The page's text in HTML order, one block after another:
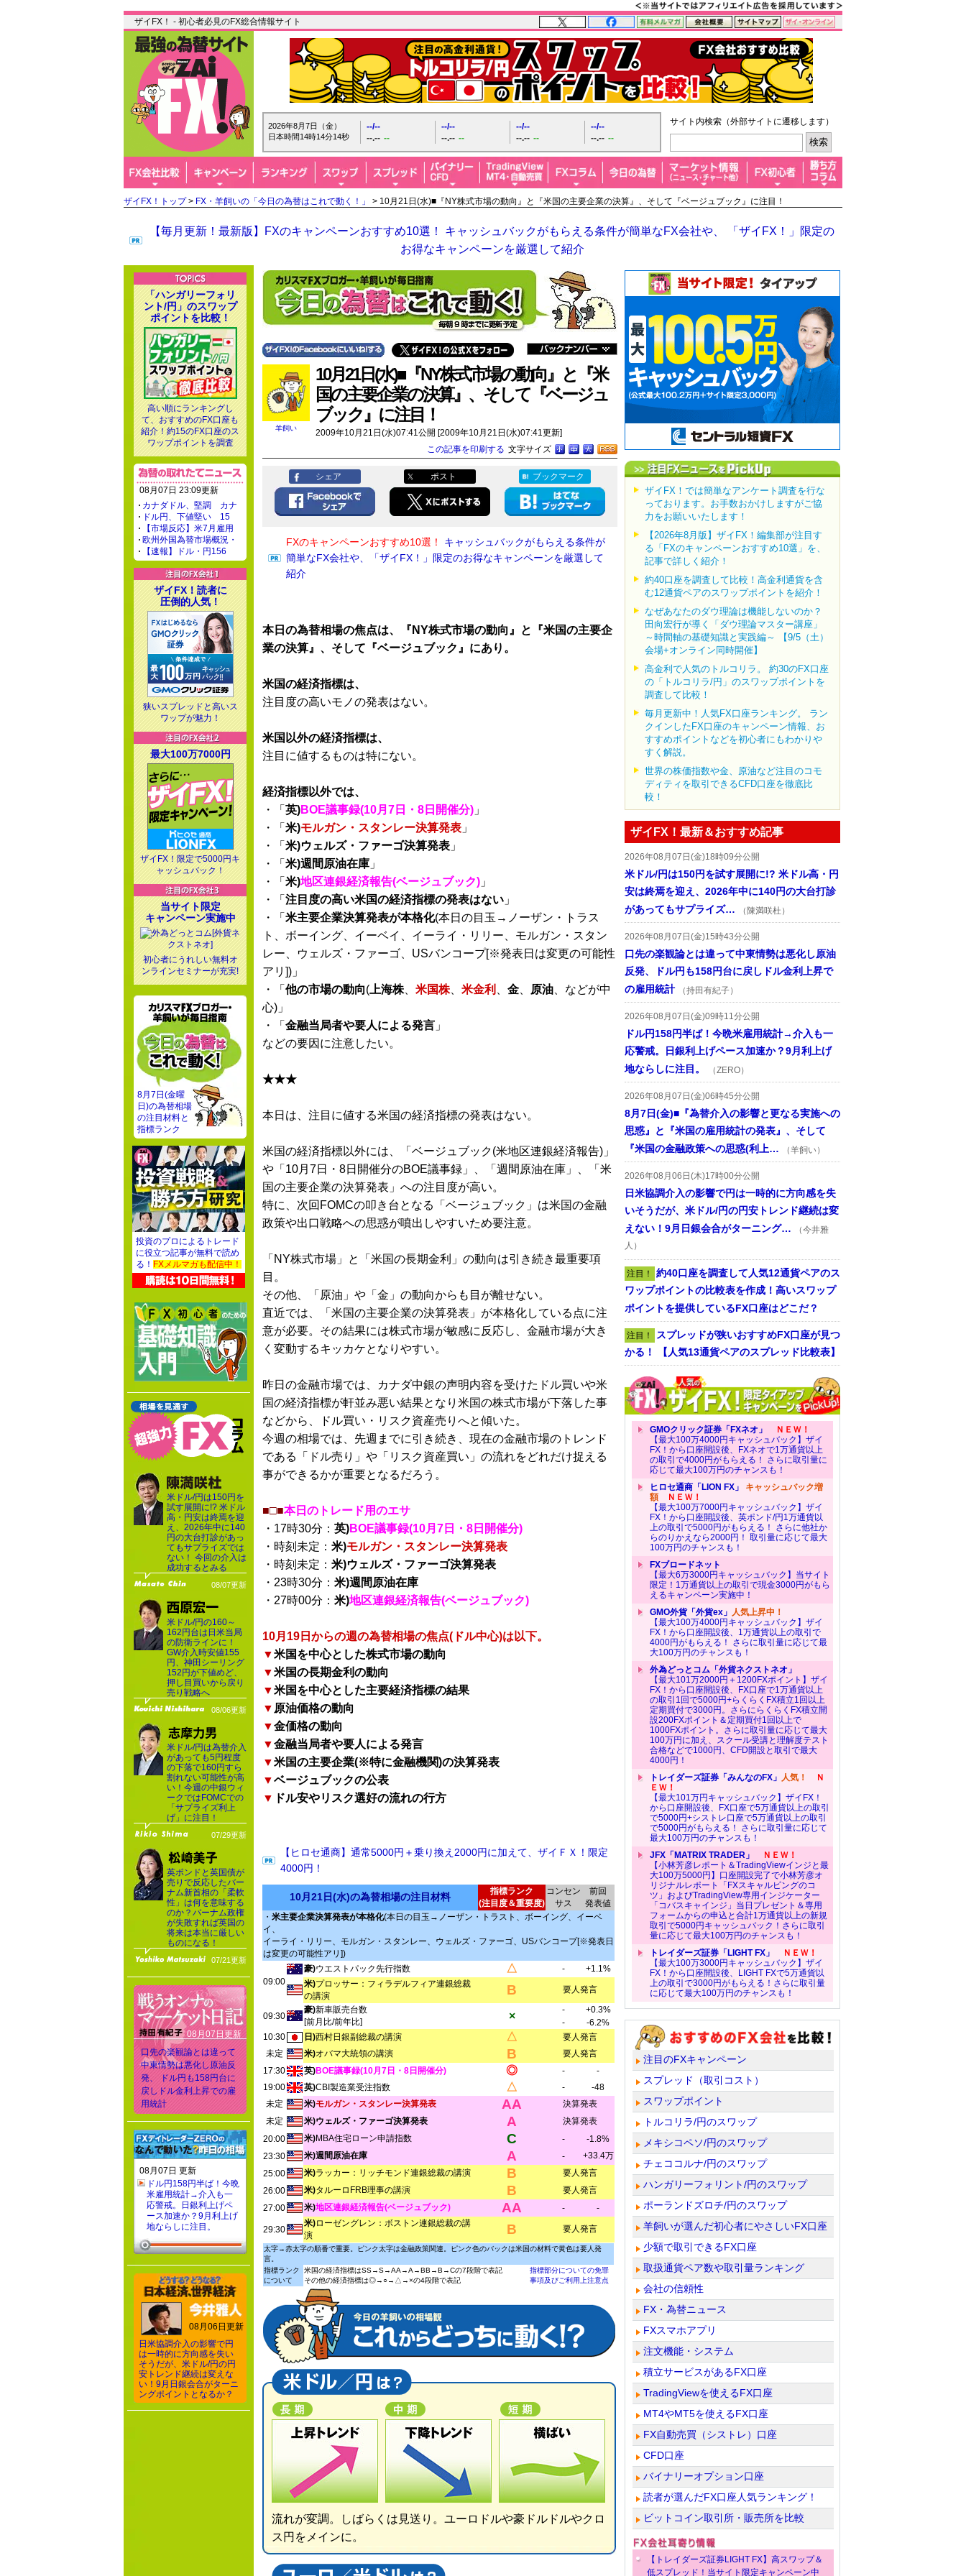
ザイFX！ - 初心者必見のFX総合情報サイト
2026年8月7日（金）
日本時間14時14分16秒
--/--
--.-- --
--/--
--.-- --
--/--
--.-- --
--/--
--.-- --
サイト内検索（外部サイトに遷移します）
ザイFX！トップ> FX・羊飼いの「今日の為替はこれで動く！」 > 10月21日(水)■『NY株式市場の動向』と『米国の主要企業の決算』、そして『ベージュブック』に注目！
【毎月更新！最新版】FXのキャンペーンおすすめ10選！ キャッシュバックがもらえる条件が簡単なFX会社や、 「ザイFX！」限定の
お得なキャンペーンを厳選して紹介
羊飼い
10月21日(水)■『NY株式市場の動向』と『米
国の主要企業の決算』、そして『ベージュ
ブック』に注目！
2009年10月21日(水)07:41公開 [2009年10月21日(水)07:41更新]
文字サイズ
この記事を印刷する
シェア ポスト ブックマーク
FXのキャンペーンおすすめ10選！
キャッシュバックがもらえる条件が
簡単なFX会社や、「ザイFX！」限定のお得なキャンペーンを厳選して
紹介
本日の為替相場の焦点は、『NY株式市場の動向』と『米国の主要企
業の決算』、そして『ベージュブック』にあり。
米国の経済指標は、
注目度の高いモノの発表はない。
米国以外の経済指標は、
注目に値するものは特にない。
経済指標以外では、
・「 英)BOE議事録(10月7日・8日開催分) 」
・「 米)モルガン・スタンレー決算発表 」
・「 米)ウェルズ・ファーゴ決算発表 」
・「 米)週間原油在庫 」
・「 米)地区連銀経済報告(ベージュブック) 」
・「 注目度の高い米国の経済指標の発表はない 」
・「 米主要企業決算発表が本格化(本日の目玉→ノーザン・トラス
ト、ボーイング、イーベイ、イーライ・リリー、モルガン・スタン
レー、ウェルズ・ファーゴ、USバンコープ[※発表日は変更の可能性
アリ])」
・「 他の市場の動向( 上海株 米国株 米金利 金 原油 、などが中
心)」
・「 金融当局者や要人による発言 」
などの要因に注意したい。
★★★
本日は、注目に値する米国の経済指標の発表はない。
米国の経済指標以外には、「ベージュブック(米地区連銀経済報告)」
や「10月7日・8日開催分のBOE議事録」、「週間原油在庫」、「米
国の主要企業の決算発表」への注目度が高い。
特に、次回FOMCの叩き台となる「ベージュブック」は米国の金融
政策や出口戦略への思惑が噴出しやすいため要注意。
「NY株式市場」と「米国の長期金利」の動向は引き続き最重要項
目。
その他、「原油」や「金」の動向からも目が離せない。
直近では、「米国の主要企業の決算発表」が本格化している点に注
意が必要。その結果には株式市場が敏感に反応し、金融市場が大き
く変動するキッカケとなりやすい。
昨日の金融市場では、カナダ中銀の声明内容を受けたドル買いや米
国の経済指標が軒並み悪い結果となり米国の株式市場が下落した事
などから、ドル買い・リスク資産売りへと傾いた。
今週の相場では、先週までに引き続き、現在の金融市場のトレンド
である「ドル売り」や「リスク資産買い」の流れをどれだけ捉える
事ができるかが重要となるだろう。
■□■本日のトレード用のエサ
・17時30分： 英)BOE議事録(10月7日・8日開催分)
・時刻未定： 米)モルガン・スタンレー決算発表
・時刻未定： 米)ウェルズ・ファーゴ決算発表
・23時30分： 米)週間原油在庫
・27時00分： 米)地区連銀経済報告(ベージュブック)
10月19日からの週の為替相場の焦点(ドル中心)は以下。
▼米国を中心とした株式市場の動向
▼米国の長期金利の動向
▼米国を中心とした主要経済指標の結果
▼ 原油価格の動向
▼金価格の動向
▼金融当局者や要人による発言
▼米国の主要企業(※特に金融機関)の決算発表
▼ベージュブックの公表
▼ ドル安やリスク選好の流れの行方
【ヒロセ通商】通常5000円＋乗り換え2000円に加えて、ザイＦＸ！限定
4000円！
10月21日(水)の為替相場の注目材料
指標ランク
(注目度＆重要度)
コンセン
サス
前回
発表値
・ 米主要企業決算発表が本格化(本日の目玉→ノーザン・トラスト、ボーイング、イーベ
イ、
イーライ・リリー、モルガン・スタンレー、ウェルズ・ファーゴ、USバンコープ[※発表日
は変更の可能性アリ])
09:00
豪)ウエストパック先行指数 △ -
+1.1%
米)プロッサー：フィラデルフィア連銀総裁
の講演
B 要人発言
09:30
豪)新車販売台数
[前月比/前年比]
× -
+0.3%
-
-6.2%
10:30
日)西村日銀副総裁の講演 △
要人発言
未定
米)オバマ大統領の講演 B
要人発言
17:30
英)BOE議事録(10月7日・8日開催分) ◎ -
-
19:00
英)CBI製造業受注指数 △ -
-48
未定
米)モルガン・スタンレー決算発表 AA
決算発表
未定
米)ウェルズ・ファーゴ決算発表 A
決算発表
20:00
米)MBA住宅ローン申請指数 C -
-1.8%
23:30
米)週間原油在庫 A -
+33.4万
25:00
米)ラッカー：リッチモンド連銀総裁の講演 B
要人発言
26:00
米)タルーロFRB理事の講演 B
要人発言
27:00
米)地区連銀経済報告(ベージュブック) AA - -
29:30
米)ローゼングレン：ボストン連銀総裁の講
演
B 要人発言
太字→赤太字の順番で重要。ピンク太字は金融政策関連。ピンク色のバックは米国の材料で黄色は要人発
言。
指標ランク
について
米国の経済指標はSS→S→AA→A→BB→B→Cの7段階で表記
その他の経済指標は◎→○→△→×の4段階で表記
指標部分についての免罪
事項及びご利用上注意点
流れが変調。しばらくは見送り。ユーロドルや豪ドルドルやクロ
ス円をメインに。
ザイFX！では簡単なアンケート調査を行な
っております。お手数おかけしますがご協
力をお願いいたします！
【2026年8月版】ザイFX！編集部が注目す
る「FXのキャンペーンおすすめ10選」を、
記事で詳しく紹介！
約40口座を調査して比較！高金利通貨を含
む12通貨ペアのスワップポイントを紹介！
なぜあなたのダウ理論は機能しないのか？
田向宏行が導く「ダウ理論マスター講座」
～時間軸の基礎知識と実践編～ 【9/5（土）
会場+オンライン同時開催】
高金利で人気のトルコリラ。 約30のFX口座
の「トルコリラ/円」のスワップポイントを
調査して比較！
毎月更新中！人気FX口座ランキング。 ラン
クインしたFX口座のキャンペーン情報、お
すすめポイントなどを初心者にもわかりや
すく解説。
世界の株価指数や金、原油など注目のコモ
ディティを取引できるCFD口座を徹底比
較！
ザイFX！最新＆おすすめ記事
2026年08月07日(金)18時09分公開
米ドル/円は150円を試す展開に!? 米ドル高・円
安は終焉を迎え、2026年中に140円の大台打診
があってもサプライズ…
（陳満咲杜）
2026年08月07日(金)15時43分公開
口先の楽観論とは違って中東情勢は悪化し原油
反発、ドル円も158円台に戻しドル金利上昇で
の雇用統計
（持田有紀子）
2026年08月07日(金)09時11分公開
ドル円158円半ば！今晩米雇用統計→介入も一
応警戒。日銀利上げペース加速か？9月利上げ
地ならしに注目。
（ZERO）
2026年08月07日(金)06時45分公開
8月7日(金)■『為替介入の影響と更なる実施への
思惑』と『米国の雇用統計の発表』、そして
『米国の金融政策への思惑(利上…
（羊飼い）
2026年08月06日(木)17時00分公開
日米協調介入の影響で円は一時的に方向感を失
いそうだが、米ドル/円の円安トレンド継続は変
えない！9月日銀会合がターニング…
（今井雅
人）
注目！ 約40口座を調査して人気12通貨ペアのス
ワップポイントの比較表を作成！高いスワップ
ポイントを提供しているFX口座はどこだ？
注目！ スプレッドが狭いおすすめFX口座が見つ
かる！ 【人気13通貨ペアのスプレッド比較表】
GMOクリック証券「FXネオ」
ＮＥＷ！
【最大100万4000円キャッシュバック】ザイ
FX！から口座開設後、FXネオで1万通貨以上
の取引で4000円がもらえる！ さらに取引量に
応じて最大100万円のチャンスも！
ヒロセ通商「LION FX」 キャッシュバック増
額ＮＥＷ！
【最大100万7000円キャッシュバック】ザイ
FX！から口座開設後、英ポンド/円1万通貨以
上の取引で5000円がもらえる！ さらに他社か
らのりかえなら2000円！ 取引量に応じて最大
100万円のチャンスも！
FXブロードネット
【最大6万3000円キャッシュバック】当サイト
限定！1万通貨以上の取引で現金3000円がもら
えるキャンペーン実施中！
GMO外貨「外貨ex」 人気上昇中！
【最大100万4000円キャッシュバック】ザイ
FX！から口座開設後、1万通貨以上の取引で
4000円がもらえる！ さらに取引量に応じて最
大100万円のチャンスも！
外為どっとコム「外貨ネクストネオ」
【最大101万2000円＋1200FXポイント】ザイ
FX！から口座開設後、FX口座で1万通貨以上
の取引1回で5000円+らくらくFX積立1回以上
定期買付で3000円。さらにらくらくFX積立開
設200FXポイント＆定期買付1回以上で
1000FXポイント。さらに取引量に応じて最大
100万円に加え、スクール受講と理解度テスト
合格などで1000円、CFD開設と取引で最大
4000円！
トレイダーズ証券「みんなのFX」 人気！
Ｎ
ＥＷ！
【最大101万円キャッシュバック】ザイFX！
から口座開設後、FX口座で5万通貨以上の取引
で5000円+シストレ口座で5万通貨以上の取引
で5000円がもらえる！ さらに取引量に応じて
最大100万円のチャンスも！
JFX「MATRIX TRADER」
ＮＥＷ！
【小林芳彦レポート＆TradingViewインジと最
大100万5000円】口座開設完了で小林芳彦オ
リジナルレポート「FXスキャルピングのコ
ツ」およびTradingView専用インジケーター
「コバスキャインジ」当日プレゼント＆専用
フォームからの申込と合計1万通貨以上の新規
取引で5000円キャッシュバック！さらに取引
量に応じて最大100万円のチャンスも！
トレイダーズ証券「LIGHT FX」
ＮＥＷ！
【最大100万3000円キャッシュバック】ザイ
FX！から口座開設後、LIGHT FXで5万通貨以
上の取引で3000円がもらえる！さらに取引量
に応じて最大100万円のチャンスも！
注目のFXキャンペーン
スプレッド（取引コスト）
スワップポイント
トルコリラ/円のスワップ
メキシコペソ/円のスワップ
チェココルナ/円のスワップ
ハンガリーフォリント/円のスワップ
ポーランドズロチ/円のスワップ
羊飼いが選んだ初心者にやさしいFX口座
少額で取引できるFX口座
取扱通貨ペア数や取引量ランキング
会社の信頼性
FX・為替ニュース
FXスマホアプリ
注文機能・システム
積立サービスがあるFX口座
TradingViewを使えるFX口座
MT4やMT5を使えるFX口座
FX自動売買（シストレ）口座
CFD口座
バイナリーオプション口座
読者が選んだFX口座人気ランキング！
ビットコイン取引所・販売所を比較
【トレイダーズ証券LIGHT FX】高スワップ＆
低スプレッド！当サイト限定キャンペーン中
「ハンガリーフォリ
ント/円」のスワップ
ポイントを比較！
高い順にランキングし
て、おすすめのFX口座も
紹介！約15のFX口座のス
ワップポイントを調査
08月07日 23:09更新
カナダドル、堅調 カナ
ドル円、下値堅い 15
【市場反応】米7月雇用
欧州外国為替市場概況・
【速報】ドル・円156
ザイFX！読者に
圧倒的人気！
狭いスプレッドと高いス
ワップが魅力！
最大100万7000円
ザイFX！限定で5000円キ
ャッシュバック！
当サイト限定
キャンペーン実施中
初心者にうれしい無料オ
ンラインセミナーが充実!
8月7日(金曜
日)の為替相場
の注目材料と
指標ランク
投資のプロによるトレード
に役立つ記事が無料で読め
る！ FXメルマガも配信中！
米ドル/円は150円を
試す展開に!? 米ドル
高・円安は終焉を迎
え、2026年中に140
円の大台打診があっ
てもサプライズでは
ない！ 今回の介入は
成功するとみる
08/07更新
米ドル/円の160～
162円台は日米当局
の防衛ラインに！
GW介入時安値155
円、神田シーリング
152円が下値めど、
押し目買いから戻り
売り戦略へ
08/06更新
米ドル/円は為替介入
があっても5円程度
の下落で160円すら
割れない可能性が高
い！今週の中銀ウィ
ークではFOMCでの
「サプライズ利上
げ」に注目！
07/29更新
英ポンドと英国債が
売りで反応したバー
ナム新首相の「柔軟
性」は何を意味する
のか？バーナム政権
が失敗すれば英国の
将来は本当に厳しい
ものになる！
07/21更新
08月07日更新
口先の楽観論とは違って
中東情勢は悪化し原油反
発、 ドル円も158円台に
戻しドル金利上昇での雇
用統計
08月07日 更新
ドル円158円半ば！今晩
米雇用統計→介入も一
応警戒。日銀利上げペ
ース加速か？9月利上げ
地ならしに注目。
08月06日更新
日米協調介入の影響で円
は一時的に方向感を失い
そうだが、米ドル/円の円
安トレンド継続は変えな
い！9月日銀会合がターニ
ングポイントとなるか？